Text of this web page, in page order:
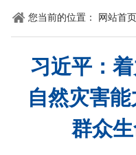
您当前的位置： 网站首页
习近平：
自然灾害
群众